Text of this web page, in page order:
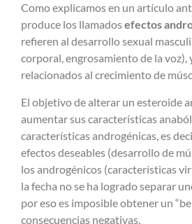
Como explicamos en un artículo
produce los llamadosefectos
refieren al desarrollo sexual
corporal, engrosamiento de la voz),
relacionados al crecimiento de
El objetivo de alterar un esteroide
aumentar sus características
características androgénicas, es
efectos deseables (desarrollo de
los androgénicos (características
la fecha no se ha logrado separar
por eso es imposible obtener un
consecuencias negativas.